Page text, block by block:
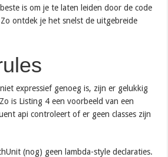
is om je te laten leiden door de code
ontdek je het snelst de uitgebreide
expressief genoeg is, zijn er gelukkig
is Listing 4 een voorbeeld van een
api controleert of er geen classes zijn
(nog) geen lambda-style declaraties.